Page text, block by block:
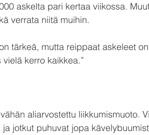
askelta pari kertaa viikossa.
verrata niitä muihin.
tärkeä, mutta reippaat askeleet
kerro kaikkea.”
aliarvostettu liikkumismuoto.
jotkut puhuvat jopa